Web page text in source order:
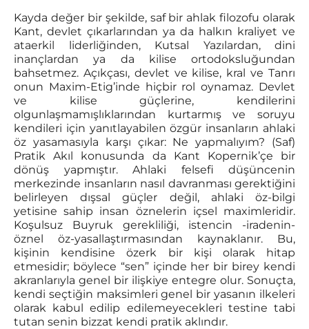
Kayda değer bir şekilde, saf bir ahlak filozofu olarak
Kant, devlet çıkarlarından ya da halkın kraliyet ve
ataerkil liderliğinden, Kutsal Yazılardan, dini
inançlardan ya da kilise ortodoksluğundan
bahsetmez. Açıkçası, devlet ve kilise, kral ve Tanrı
onun Maxim-Etig’inde hiçbir rol oynamaz. Devlet
ve kilise güçlerine, kendilerini
olgunlaşmamışlıklarından kurtarmış ve soruyu
kendileri için yanıtlayabilen özgür insanların ahlaki
öz yasamasıyla karşı çıkar: Ne yapmalıyım? (Saf)
Pratik Akıl konusunda da Kant Kopernik’çe bir
dönüş yapmıştır. Ahlaki felsefi düşüncenin
merkezinde insanların nasıl davranması gerektiğini
belirleyen dışsal güçler değil, ahlaki öz-bilgi
yetisine sahip insan öznelerin içsel maximleridir.
Koşulsuz Buyruk gerekliliği, istencin -iradenin-
öznel öz-yasallaştırmasından kaynaklanır. Bu,
kişinin kendisine özerk bir kişi olarak hitap
etmesidir; böylece “sen” içinde her bir birey kendi
akranlarıyla genel bir ilişkiye entegre olur. Sonuçta,
kendi seçtiğin maksimleri genel bir yasanın ilkeleri
olarak kabul edilip edilemeyecekleri testine tabi
tutan senin bizzat kendi pratik aklındır.